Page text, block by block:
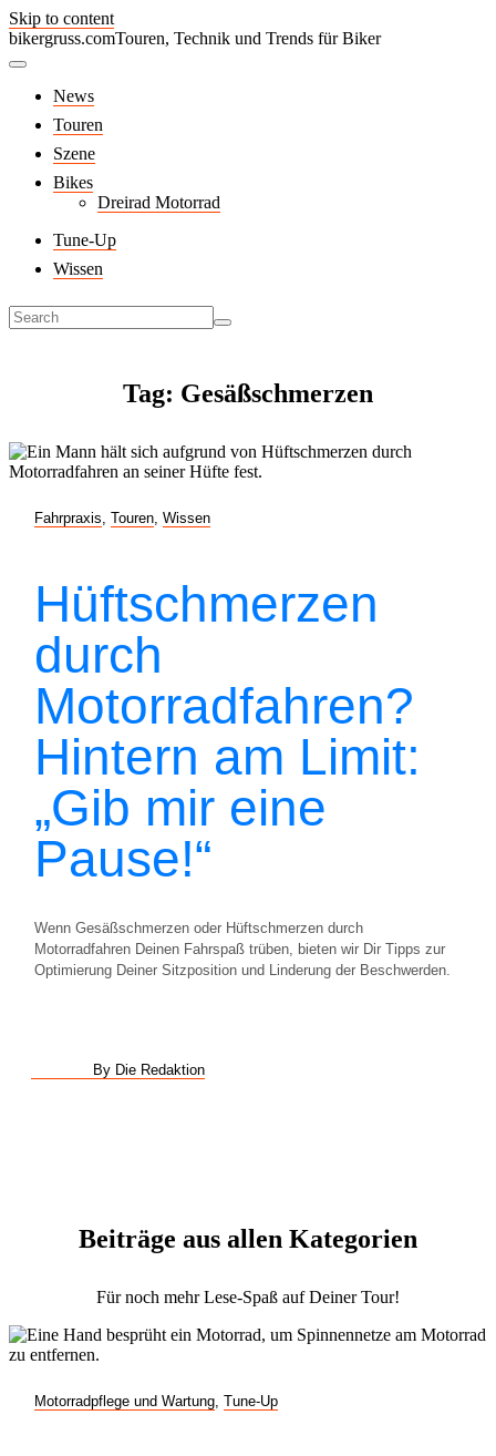
Skip to content
bikergruss.comTouren, Technik und Trends für Biker
News
Touren
Szene
Bikes
Dreirad Motorrad
Tune-Up
Wissen
Tag: Gesäßschmerzen
Fahrpraxis Touren Wissen
Hüftschmerzen
durch
Motorradfahren?
Hintern am Limit:
„Gib mir eine
Pause!“
Wenn Gesäßschmerzen oder Hüftschmerzen durch
Motorradfahren Deinen Fahrspaß trüben, bieten wir Dir Tipps zur
Optimierung Deiner Sitzposition und Linderung der Beschwerden.
By Die Redaktion
Beiträge aus allen Kategorien
Für noch mehr Lese-Spaß auf Deiner Tour!
Motorradpflege und Wartung Tune-Up